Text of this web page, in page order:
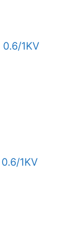
1KV
1KV